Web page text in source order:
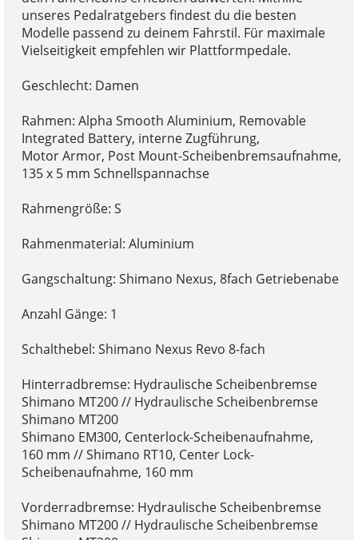
unseres Pedalratgebers findest du die besten
Modelle passend zu deinem Fahrstil. Für maximale
Vielseitigkeit empfehlen wir Plattformpedale.
Geschlecht: Damen
Rahmen: Alpha Smooth Aluminium, Removable
Integrated Battery, interne Zugführung,
Motor Armor, Post Mount-Scheibenbremsaufnahme,
135 x 5 mm Schnellspannachse
Rahmengröße: S
Rahmenmaterial: Aluminium
Gangschaltung: Shimano Nexus, 8fach Getriebenabe
Anzahl Gänge: 1
Schalthebel: Shimano Nexus Revo 8-fach
Hinterradbremse: Hydraulische Scheibenbremse
Shimano MT200 // Hydraulische Scheibenbremse
Shimano MT200
Shimano EM300, Centerlock-Scheibenaufnahme,
160 mm // Shimano RT10, Center Lock-
Scheibenaufnahme, 160 mm
Vorderradbremse: Hydraulische Scheibenbremse
Shimano MT200 // Hydraulische Scheibenbremse